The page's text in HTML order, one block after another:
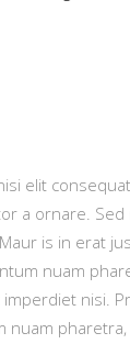
elit
a ornare.
is in erat
nuam
nisi.